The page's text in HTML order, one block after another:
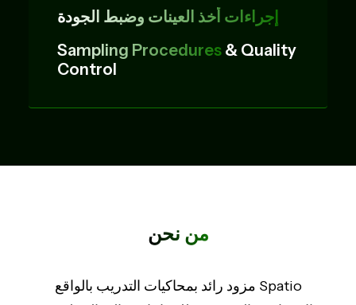
إجراءات أخذ العينات وضبط الجودة
Sampling Procedures & Quality
Control
من نحن
Spatio مزود رائد بمحاكيات التدريب بالواقع